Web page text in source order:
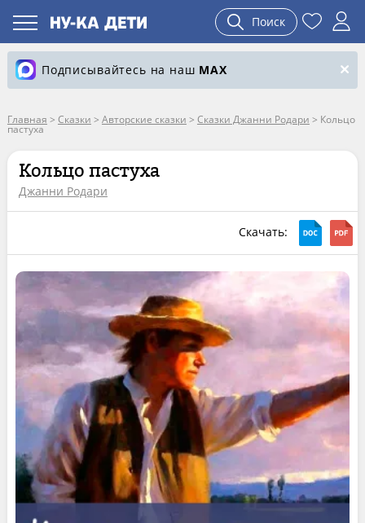
Поиск
Подписывайтесь на наш MAX
Главная > Сказки > Авторские сказки > Сказки Джанни Родари > Кольцо
пастуха
Кольцо пастуха
Джанни Родари
Скачать: